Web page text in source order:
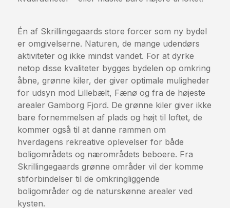
Én af Skrillingegaards store forcer som ny bydel
er omgivelserne. Naturen, de mange udendørs
aktiviteter og ikke mindst vandet. For at dyrke
netop disse kvaliteter bygges bydelen op omkring
åbne, grønne kiler, der giver optimale muligheder
for udsyn mod Lillebælt, Fænø og fra de højeste
arealer Gamborg Fjord. De grønne kiler giver ikke
bare fornemmelsen af plads og højt til loftet, de
kommer også til at danne rammen om
hverdagens rekreative oplevelser for både
boligområdets og nærområdets beboere. Fra
Skrillingegaards grønne områder vil der komme
stiforbindelser til de omkringliggende
boligområder og de naturskønne arealer ved
kysten.